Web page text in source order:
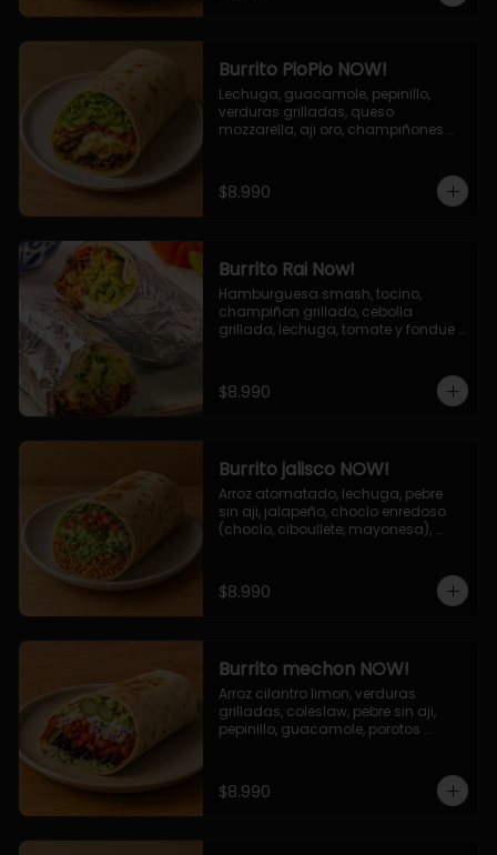
Burrito PioPio NOW!
Lechuga, guacamole, pepinillo,
verduras grilladas, queso
mozzarella, aji oro, champiñones
$8.990
Burrito Rai Now!
Hamburguesa smash, tocino,
champiñon grillado, cebolla
grillada, lechuga, tomate y fondue
$8.990
Burrito jalisco NOW!
Arroz atomatado, lechuga, pebre
sin aji, jalapeño, choclo enredoso
(choclo, ciboullete, mayonesa),
$8.990
Burrito mechon NOW!
Arroz cilantro limon, verduras
grilladas, coleslaw, pebre sin aji,
pepinillo, guacamole, porotos
$8.990